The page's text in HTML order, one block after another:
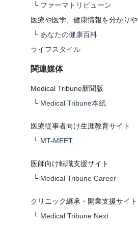
└ ファーマトリビューン
医療や医学、健康情報を分かり
└ あなたの健康百科
ライフスタイル
関連媒体
Medical Tribune新聞版
└ Medical Tribune本紙
医療従事者向け生涯教育サイト
└ MT-MEET
医師向け転職支援サイト
└ Medical Tribune Career
クリニック継承・開業支援サイト
└ Medical Tribune Next